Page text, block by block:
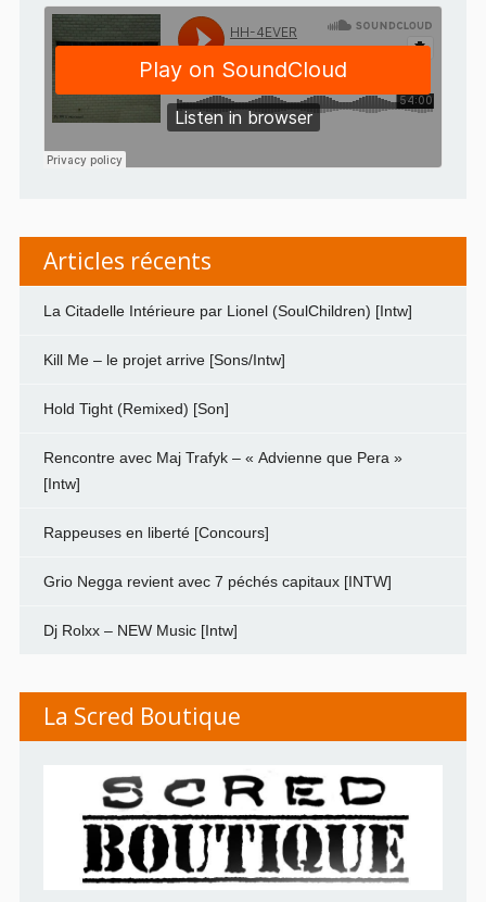
Articles récents
La Citadelle Intérieure par Lionel (SoulChildren) [Intw]
Kill Me – le projet arrive [Sons/Intw]
Hold Tight (Remixed) [Son]
Rencontre avec Maj Trafyk – « Advienne que Pera »
[Intw]
Rappeuses en liberté [Concours]
Grio Negga revient avec 7 péchés capitaux [INTW]
Dj Rolxx – NEW Music [Intw]
La Scred Boutique